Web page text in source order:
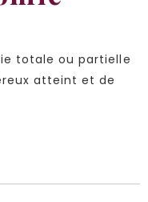
totale ou partielle
atteint et de